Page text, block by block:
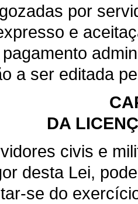
por
e
a ser editada
DA
civis e
desta Lei,
se do